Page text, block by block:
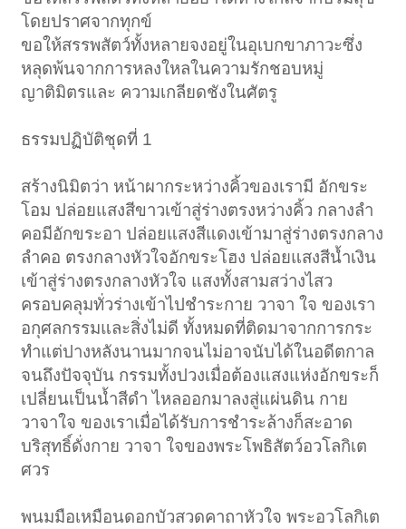
โดยปราศจากทุกข์
ขอให้สรรพสัตว์ทั้งหลายจงอยู่ในอุเบกขาภาวะซึ่ง
หลุดพ้นจากการหลงใหลในความรักชอบหมู่
ญาติมิตรและ ความเกลียดชังในศัตรู
ธรรมปฏิบัติชุดที่ 1
สร้างนิมิตว่า หน้าผากระหว่างคิ้วของเรามี อักขระ
โอม ปล่อยแสงสีขาวเข้าสู่ร่างตรงหว่างคิ้ว กลางลำ
คอมีอักขระอา ปล่อยแสงสีแดงเข้ามาสู่ร่างตรงกลาง
ลำคอ ตรงกลางหัวใจอักขระโฮง ปล่อยแสงสีน้ำเงิน
เข้าสู่ร่างตรงกลางหัวใจ แสงทั้งสามสว่างไสว
ครอบคลุมทั่วร่างเข้าไปชำระกาย วาจา ใจ ของเรา
อกุศลกรรมและสิ่งไม่ดี ทั้งหมดที่ติดมาจากการกระ
ทำแต่ปางหลังนานมากจนไม่อาจนับได้ในอดีตกาล
จนถึงปัจจุบัน กรรมทั้งปวงเมื่อต้องแสงแห่งอักขระก็
เปลี่ยนเป็นน้ำสีดำ ไหลออกมาลงสู่แผ่นดิน กาย
วาจาใจ ของเราเมื่อได้รับการชำระล้างก็สะอาด
บริสุทธิ์ดั่งกาย วาจา ใจของพระโพธิสัตว์อวโลกิเต
ศวร
พนมมือเหมือนดอกบัวสวดคาถาหัวใจ พระอวโลกิเต